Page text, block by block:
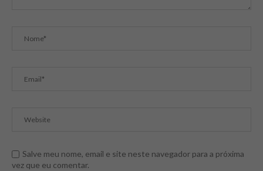
Salve meu nome, email e site neste navegador para a próxima
vez que eu comentar.